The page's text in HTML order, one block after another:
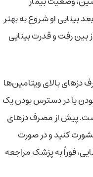
بینایی او شروع به بهتر
بین رفت و قدرت بینایی
دزهای بالای ویتامین‌ها
یا در دسترس بودن یک
پیش از مصرف دزهای
کنید و در صورت
فوراً به پزشک مراجعه